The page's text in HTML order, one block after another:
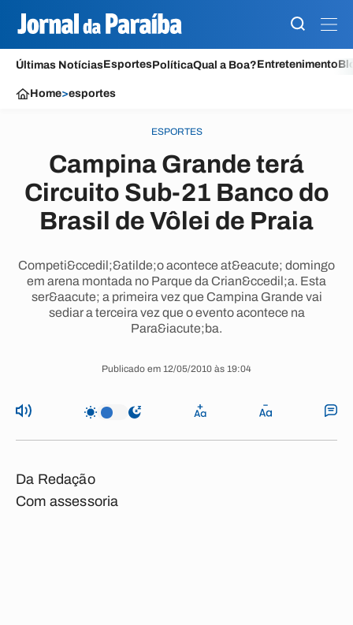
Últimas NotíciasEsportesPolíticaQual a Boa?Entretenimento
Home>esportes
ESPORTES
Campina Grande terá
Circuito Sub-21 Banco do
Brasil de Vôlei de Praia
Competi&ccedil;&atilde;o acontece at&eacute; domingo
em arena montada no Parque da Crian&ccedil;a. Esta
ser&aacute; a primeira vez que Campina Grande vai
sediar a terceira vez que o evento acontece na
Para&iacute;ba.
Publicado em 12/05/2010 às 19:04
Da Redação
Com assessoria